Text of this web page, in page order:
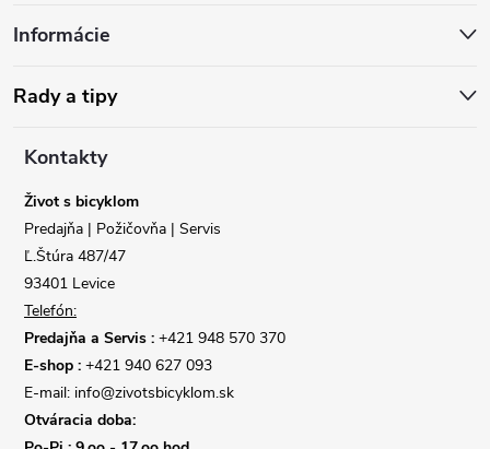
p
ä
Informácie
Rady a tipy
Kontakty
Život s bicyklom
Predajňa | Požičovňa | Servis
Ľ.Štúra 487/47
93401 Levice
Telefón:
Predajňa a Servis : +421 948 570 370
E-shop : +421 940 627 093
E-mail: info@zivotsbicyklom.sk
Otváracia doba: